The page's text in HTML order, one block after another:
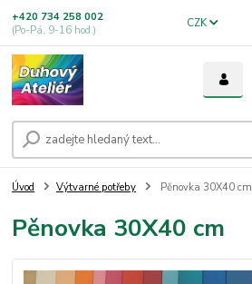
CZK
+420 734 258 002
(Po-Pá, 9-16 hod.)
Úvod Výtvarné potřeby Pěnovka 30X40 cm
Pěnovka 30X40 cm